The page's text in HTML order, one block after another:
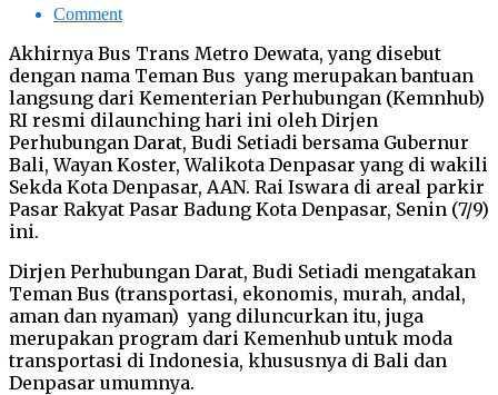
Comment
Akhirnya Bus Trans Metro Dewata, yang disebut
dengan nama Teman Bus yang merupakan bantuan
langsung dari Kementerian Perhubungan (Kemnhub)
RI resmi dilaunching hari ini oleh Dirjen
Perhubungan Darat, Budi Setiadi bersama Gubernur
Bali, Wayan Koster, Walikota Denpasar yang di wakili
Sekda Kota Denpasar, AAN. Rai Iswara di areal parkir
Pasar Rakyat Pasar Badung Kota Denpasar, Senin (7/9)
ini.
Dirjen Perhubungan Darat, Budi Setiadi mengatakan
Teman Bus (transportasi, ekonomis, murah, andal,
aman dan nyaman) yang diluncurkan itu, juga
merupakan program dari Kemenhub untuk moda
transportasi di Indonesia, khususnya di Bali dan
Denpasar umumnya.